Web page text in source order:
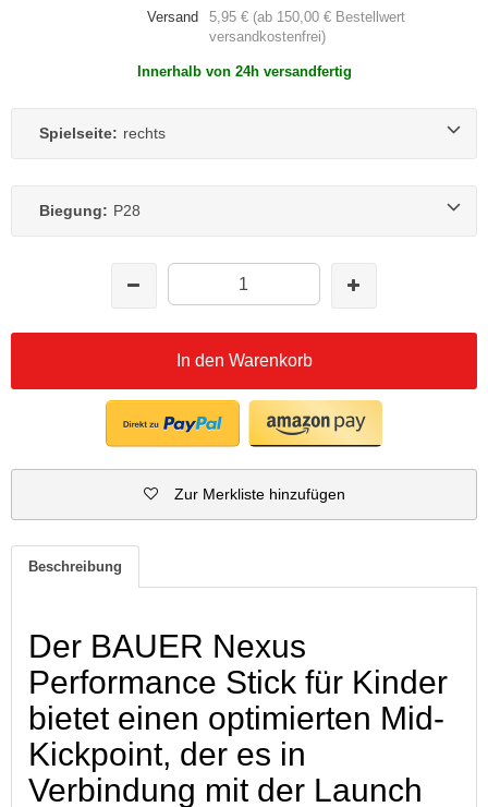
Versand
5,95 € (ab 150,00 € Bestellwert
versandkostenfrei)
Innerhalb von 24h versandfertig
Spielseite: rechts
Biegung: P28
In den Warenkorb
Zur Merkliste hinzufügen
Beschreibung
Der BAUER Nexus
Performance Stick für Kinder
bietet einen optimierten Mid-
Kickpoint, der es in
Verbindung mit der Launch